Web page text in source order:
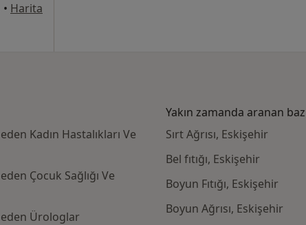
• Harita
Kadın Hastalıkları Ve
Çocuk Sağlığı Ve
Ürologlar
Yakın zamanda aranan
Sırt Ağrısı, Eskişehir
Bel fıtığı, Eskişehir
Boyun Fıtığı, Eskişehir
Boyun Ağrısı, Eskişehir